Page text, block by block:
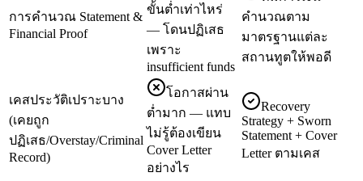
การคำนวณ Statement &
Financial Proof
ขั้นต่ำเท่าไหร่
— โดนปฏิเสธ
เพราะ
insufficient funds
คำนวณตาม
มาตรฐานแต่ละ
สถานทูตให้พอดี
เคสประวัติเปราะบาง
(เคยถูก
ปฏิเสธ/Overstay/Criminal
Record)
โอกาสผ่าน
ต่ำมาก — แทบ
ไม่รู้ต้องเขียน
Cover Letter
อย่างไร
Recovery
Strategy + Sworn
Statement + Cover
Letter ตามเคส